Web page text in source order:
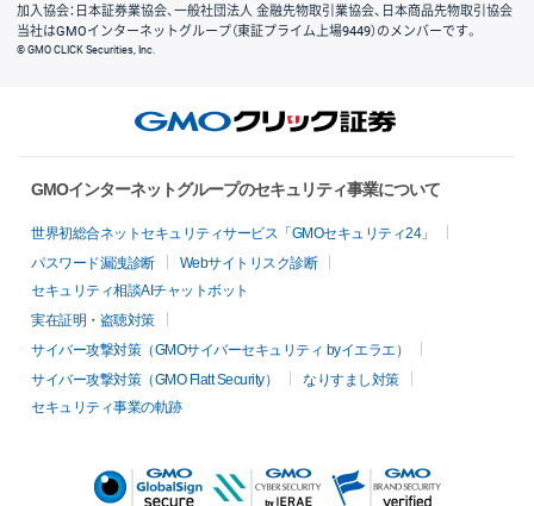
加入協会：日本証券業協会、一般社団法人 金融先物取引業協会、日本商品先物取引協会
当社はGMOインターネットグループ（東証プライム上場9449）のメンバーです。
© GMO CLICK Securities, Inc.
GMOインターネットグループのセキュリティ事業について
世界初総合ネットセキュリティサービス「GMOセキュリティ24」
パスワード漏洩診断
Webサイトリスク診断
セキュリティ相談AIチャットボット
実在証明・盗聴対策
サイバー攻撃対策（GMOサイバーセキュリティ byイエラエ）
サイバー攻撃対策（GMO Flatt Security）
なりすまし対策
セキュリティ事業の軌跡